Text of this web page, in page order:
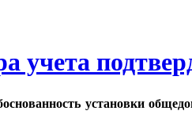
учета
установки